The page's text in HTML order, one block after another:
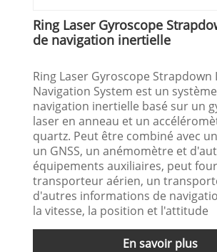
Ring Laser Gyroscope
de navigation inertielle
Ring Laser Gyroscope Strapdown
Navigation System est un
navigation inertielle basé sur un
laser en anneau et un
quartz. Peut être combiné avec
un GNSS, un anémomètre et
équipements auxiliaires, peut
transporteur aérien, un
d'autres informations de
la vitesse, la position et l'attitude
En savoir plus